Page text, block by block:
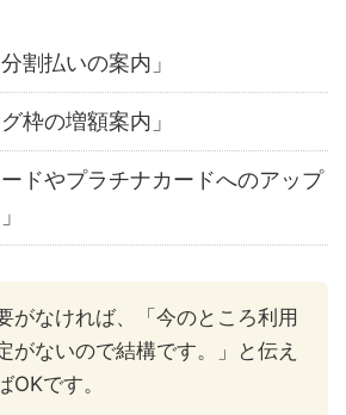
割払いの案内」
枠の増額案内」
ードやプラチナカードへのアップ
がなければ、「今のところ利用
がないので結構です。」と伝え
OKです。